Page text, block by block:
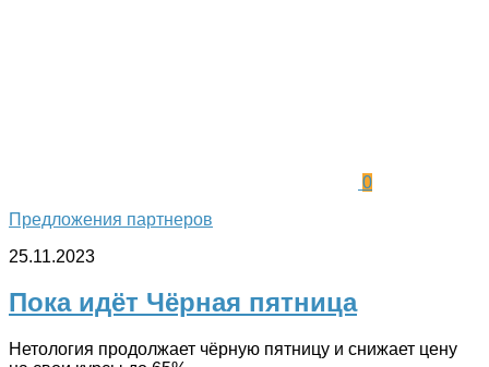
0
Предложения партнеров
25.11.2023
Пока идёт Чёрная пятница
Нетология продолжает чёрную пятницу и снижает цену